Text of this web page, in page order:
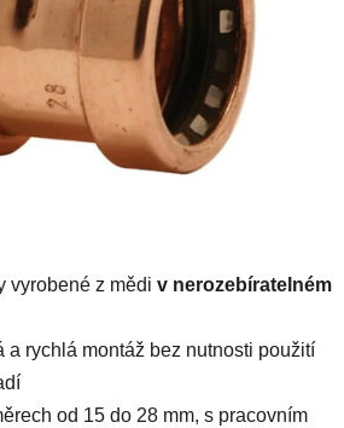
vyrobené z mědi v nerozebíratelném
a rychlá montáž bez nutnosti použití
od 15 do 28 mm, s pracovním